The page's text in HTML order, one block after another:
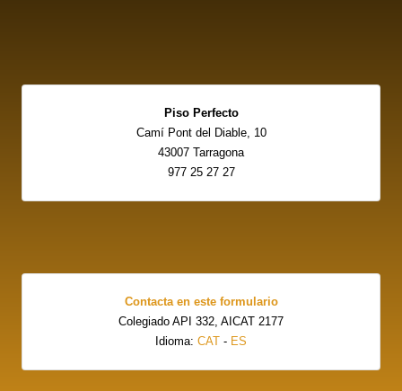
Piso Perfecto
Camí Pont del Diable, 10
43007 Tarragona
977 25 27 27
Contacta en este formulario
Colegiado API 332, AICAT 2177
Idioma: CAT - ES